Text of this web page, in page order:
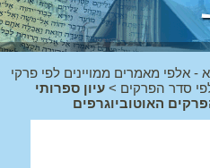
- אלפי מאמרים ממויינים לפי פרקי
סדר הפרקים > עיון ספרותי
האוטוביוגרפים